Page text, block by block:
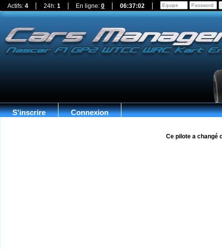
Actifs: 4 24h: 1 En ligne: 0 06:37:03
S'inscrire Connexion
Ce pilote a changé